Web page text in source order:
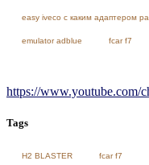
easy iveco с каким адаптером
emulator adblue fcar f7
https://www.youtube.com/
Tags
H2 BLASTER fcar f7